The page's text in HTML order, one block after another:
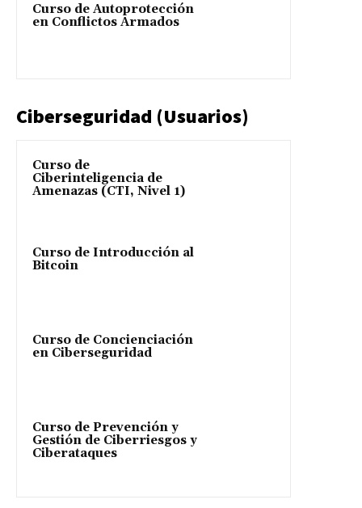
Curso de Autoprotección
en Conflictos Armados
Ciberseguridad (Usuarios)
Curso de
Ciberinteligencia de
Amenazas (CTI, Nivel 1)
Curso de Introducción al
Bitcoin
Curso de Concienciación
en Ciberseguridad
Curso de Prevención y
Gestión de Ciberriesgos y
Ciberataques